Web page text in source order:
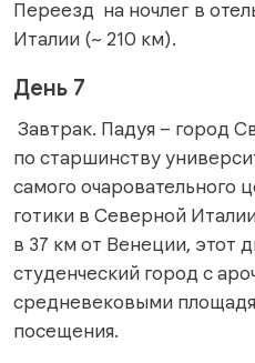
Переезд на ночлег в
Италии (~ 210 км).
День 7
Завтрак. Падуя – город
по старшинству
самого очаровательного
готики в Северной
в 37 км от Венеции, этот
студенческий город с
средневековыми
посещения.